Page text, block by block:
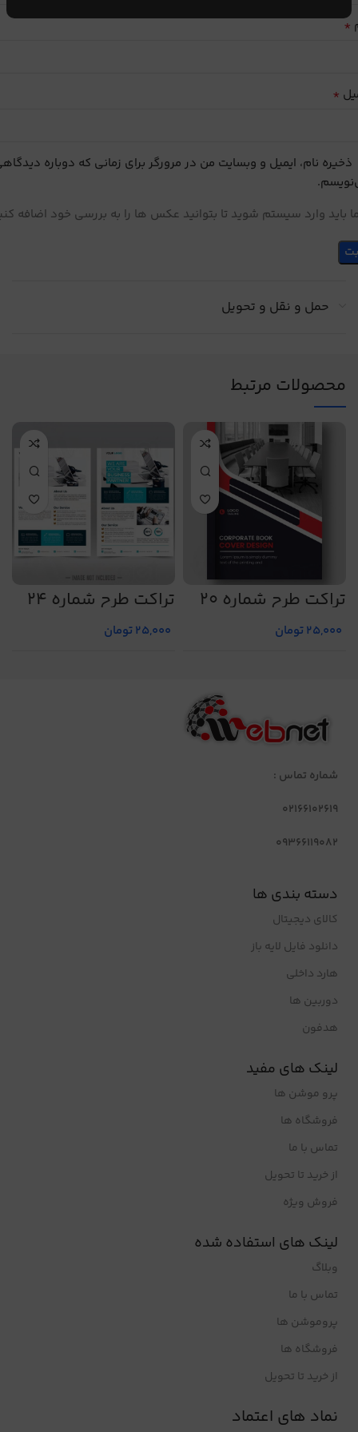
*
*
ذخیره نام، ایمیل و وبسایت من در مرورگر برای زمانی که دوباره
باید وارد سیستم شوید تا بتوانید عکس ها را به بررسی خود اضافه
حمل و نقل و تحویل
محصولات مرتبط
تراکت طرح شماره 20
25,000تومان
تراکت طرح شماره 24
25,000تومان
شماره تماس :
02166102619
09366119082
دسته بندی ها
کالای دیجیتال
دانلود فایل لایه باز
هارد داخلی
دوربین ها
هدفون
لینک های مفید
پرو موشن ها
فروشگاه ها
تماس با ما
از خرید تا تحویل
فروش ویژه
لینک های استفاده شده
وبلاگ
تماس با ما
پروموشن ها
فروشگاه ها
از خرید تا تحویل
نماد های اعتماد